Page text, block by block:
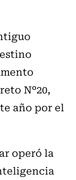
N°20,
año por el
operó la